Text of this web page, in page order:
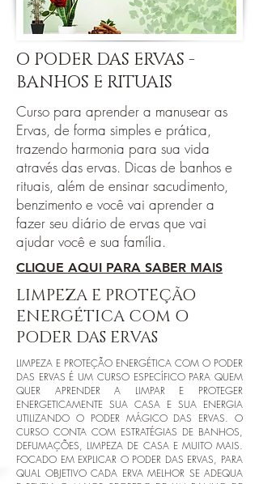
O PODER DAS ERVAS -
BANHOS E RITUAIS
Curso para aprender a manusear as
Ervas, de forma simples e prática,
trazendo harmonia para sua vida
através das ervas. Dicas de banhos e
rituais, além de ensinar sacudimento,
benzimento e você vai aprender a
fazer seu diário de ervas que vai
ajudar você e sua família.
CLIQUE AQUI PARA SABER MAIS
LIMPEZA E PROTEÇÃO
ENERGÉTICA COM O
PODER DAS ERVAS
LIMPEZA E PROTEÇÃO ENERGÉTICA COM O PODER
DAS ERVAS É UM CURSO ESPECÍFICO PARA QUEM
QUER APRENDER A LIMPAR E PROTEGER
ENERGETICAMENTE SUA CASA E SUA ENERGIA
UTILIZANDO O PODER MÁGICO DAS ERVAS. O
CURSO CONTA COM ESTRATÉGIAS DE BANHOS,
DEFUMAÇÕES, LIMPEZA DE CASA E MUITO MAIS.
FOCADO EM EXPLICAR O PODER DAS ERVAS, PARA
QUAL OBJETIVO CADA ERVA MELHOR SE ADEQUA